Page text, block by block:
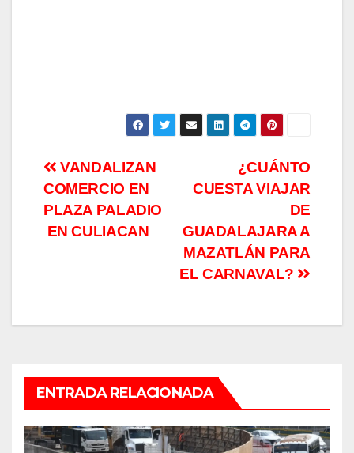
Navegación
de
entradas
¿CUÁNTO
CUESTA VIAJAR
DE
GUADALAJARA A
MAZATLÁN PARA
EL CARNAVAL?
VANDALIZAN
COMERCIO EN
PLAZA PALADIO
EN CULIACAN
ENTRADA RELACIONADA